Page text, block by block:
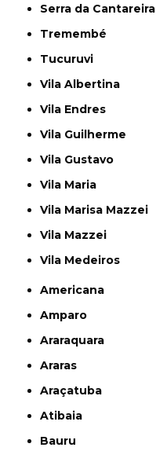
Serra da Cantareira
Tremembé
Tucuruvi
Vila Albertina
Vila Endres
Vila Guilherme
Vila Gustavo
Vila Maria
Vila Marisa Mazzei
Vila Mazzei
Vila Medeiros
Americana
Amparo
Araraquara
Araras
Araçatuba
Atibaia
Bauru